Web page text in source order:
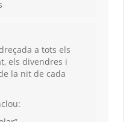
a tots els
els divendres i
la nit de cada